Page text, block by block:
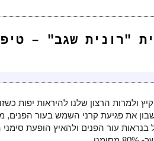
"רונית שגב" –
ולמרות הרצון שלנו להיראות יפות
את פגיעת קרני השמש בעור הפנים,
עור הפנים ולהאיץ הופעת סימני